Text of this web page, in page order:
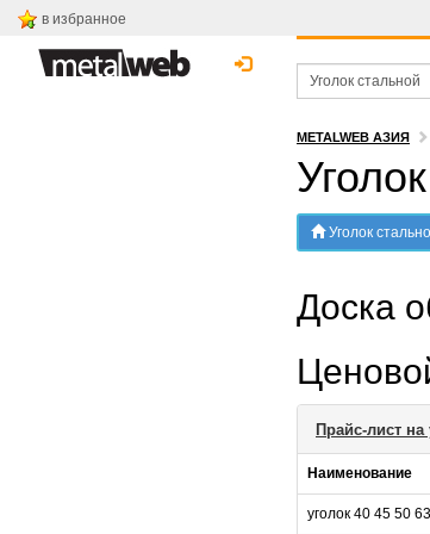
в избранное
METALWEB АЗИЯ
Уголок
Доска
Прайс-лист на
Наименование
уголок 40 45 50